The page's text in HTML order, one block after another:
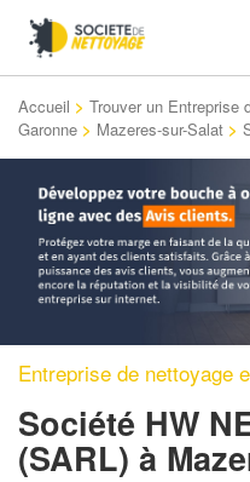
Accueil > Trouver un Entreprise
Garonne > Mazeres-sur-Salat >
Entreprise de nettoyage
Société HW
(SARL) à